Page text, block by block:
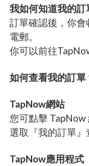
我如何知道我的訂
訂單確認後，你
電郵。
你可以前往
如何查看我的訂單
TapNow網站
您可點擊
選取『我的訂單』
TapNow應用程式